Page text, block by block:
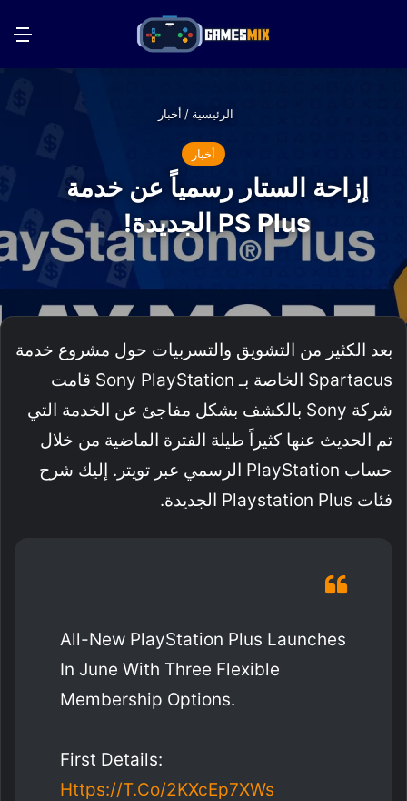
الرئيسية / أخبار
أخبار
إزاحة الستار رسمياً عن خدمة
PS Plus الجديدة!
بعد الكثير من التشويق والتسربيات حول مشروع خدمة
Spartacus الخاصة بـ Sony PlayStation قامت
شركة Sony بالكشف بشكل مفاجئ عن الخدمة التي
تم الحديث عنها كثيراً طيلة الفترة الماضية من خلال
حساب PlayStation الرسمي عبر تويتر. إليك شرح
فئات Playstation Plus الجديدة.
All-New PlayStation Plus Launches
In June With Three Flexible
Membership Options.
First Details:
Https://t.co/2KXcEp7XWs